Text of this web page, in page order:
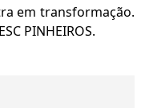
em transformação.
PINHEIROS.